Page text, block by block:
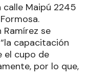
calle Maipú 2245
se
capacitación
el cupo de
por lo que,